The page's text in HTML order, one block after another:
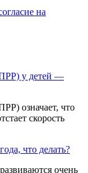
на
у детей —
означает, что
скорость
что делать?
очень